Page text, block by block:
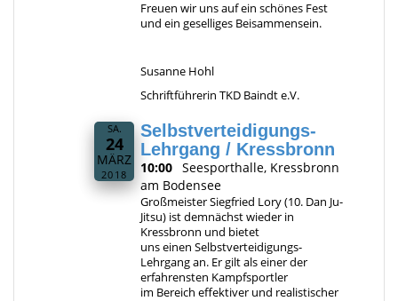
Freuen wir uns auf ein schönes Fest
und ein geselliges Beisammensein.
Susanne Hohl
Schriftführerin TKD Baindt e.V.
SA.
24
MÄRZ
2018
Selbstverteidigungs-
Lehrgang / Kressbronn
10:00 Seesporthalle, Kressbronn
am Bodensee
Großmeister Siegfried Lory (10. Dan Ju-
Jitsu) ist demnächst wieder in
Kressbronn und bietet
uns einen Selbstverteidigungs-
Lehrgang an. Er gilt als einer der
erfahrensten Kampfsportler
im Bereich effektiver und realistischer